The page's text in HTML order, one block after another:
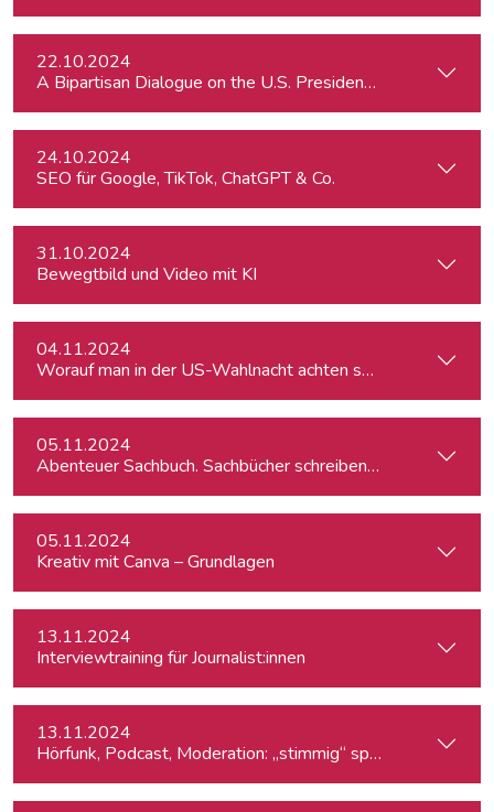
22.10.2024
A Bipartisan Dialogue on the U.S. Presidential Elections:
24.10.2024
SEO für Google, TikTok, ChatGPT & Co.
31.10.2024
Bewegtbild und Video mit KI
04.11.2024
Worauf man in der US-Wahlnacht achten sollte
05.11.2024
Abenteuer Sachbuch. Sachbücher schreiben für
05.11.2024
Kreativ mit Canva – Grundlagen
13.11.2024
Interviewtraining für Journalist:innen
13.11.2024
Hörfunk, Podcast, Moderation: „stimmig“ sprechen